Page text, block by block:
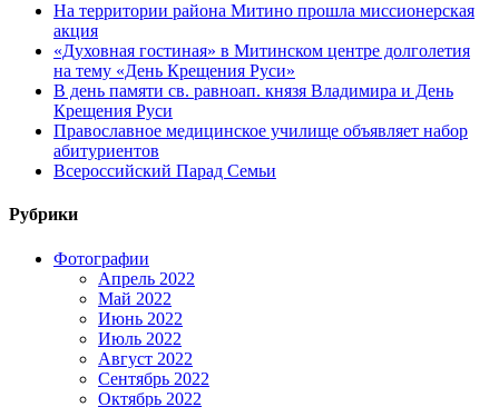
На территории района Митино прошла миссионерская
акция
«Духовная гостиная» в Митинском центре долголетия
на тему «День Крещения Руси»
В день памяти св. равноап. князя Владимира и День
Крещения Руси
Православное медицинское училище объявляет набор
абитуриентов
Всероссийский Парад Семьи
Рубрики
Фотографии
Апрель 2022
Май 2022
Июнь 2022
Июль 2022
Август 2022
Сентябрь 2022
Октябрь 2022